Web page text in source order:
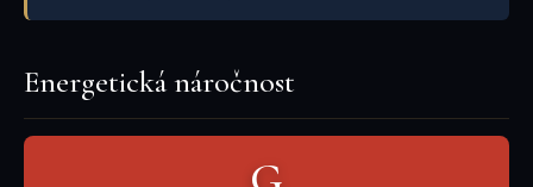
Energetická náročnost